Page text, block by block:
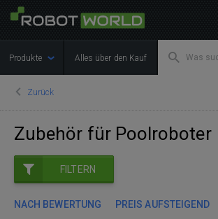
Produkte Alles über den Kauf
Zurück
Zubehör für Pool­ro­bo­ter
FILTERN
NACH BEWERTUNG PREIS AUFSTEIGEND